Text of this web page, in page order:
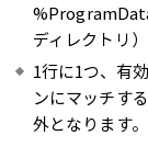
ディレクトリ）
1行に1つ、有
ンにマッチす
外となります。